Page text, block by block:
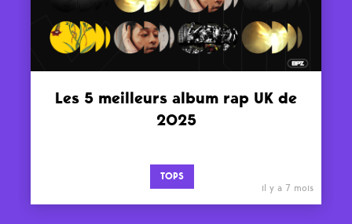
Les 5 meilleurs album rap UK de
2025
TOPS
il y a 7 mois